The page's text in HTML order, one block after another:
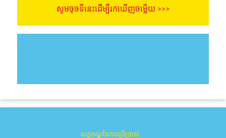
សូមចុចទីនេះដើម្បីរកឃើញចម្លើយ >>>
លក្ខខណ្ឌនៃការប្រើប្រាស់